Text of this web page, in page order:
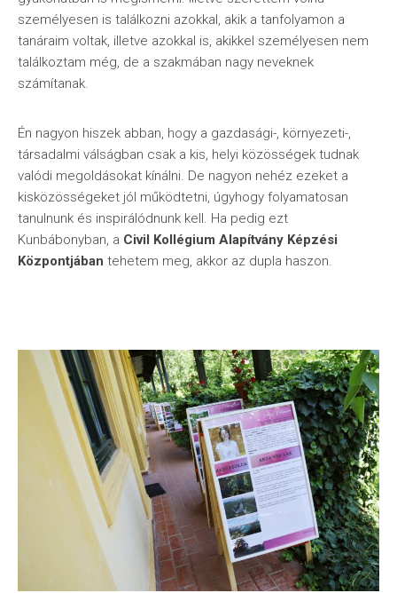
személyesen is találkozni azokkal, akik a tanfolyamon a
tanáraim voltak, illetve azokkal is, akikkel személyesen nem
találkoztam még, de a szakmában nagy neveknek
számítanak.
Én nagyon hiszek abban, hogy a gazdasági-, környezeti-,
társadalmi válságban csak a kis, helyi közösségek tudnak
valódi megoldásokat kínálni. De nagyon nehéz ezeket a
kisközösségeket jól működtetni, úgyhogy folyamatosan
tanulnunk és inspirálódnunk kell. Ha pedig ezt
Kunbábonyban, a Civil Kollégium Alapítvány Képzési
Központjában tehetem meg, akkor az dupla haszon.